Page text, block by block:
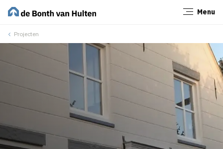
Menu
Projecten
Sluiten